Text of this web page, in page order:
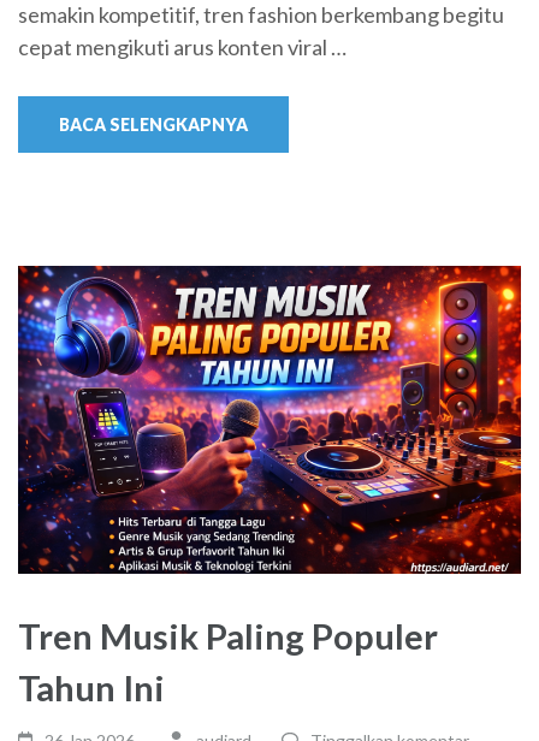
semakin kompetitif, tren fashion berkembang begitu
cepat mengikuti arus konten viral …
BACA SELENGKAPNYA
Tren Musik Paling Populer
Tahun Ini